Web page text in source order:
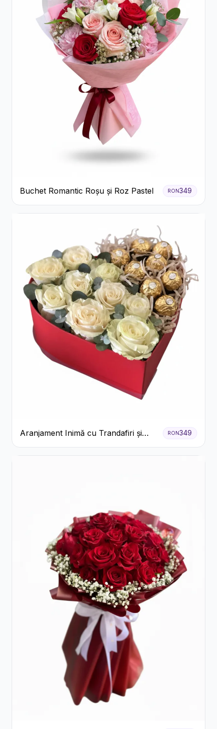
Buchet Romantic Roșu și Roz Pastel RON349
Aranjament Inimă cu Trandafiri și
Praline Ferrero
RON349